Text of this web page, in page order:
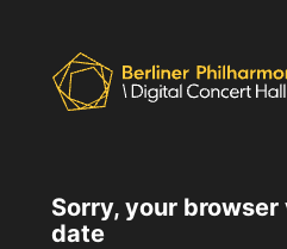
Sorry, your
date